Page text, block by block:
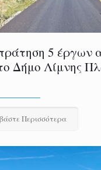
5 έργων
Δήμο Λίμνης
Περισσότερα